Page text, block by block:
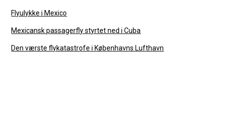
Flyulykke i Mexico
Mexicansk passagerfly styrtet ned i Cuba
Den værste flykatastrofe i Københavns Lufthavn